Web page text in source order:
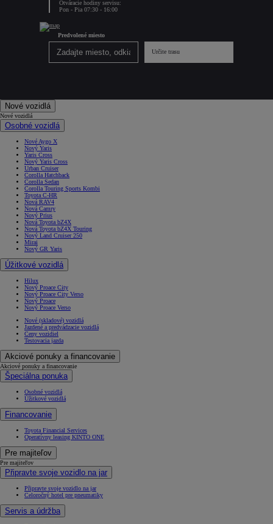
Otváracie hodiny servisu:
Pon - Pia 07:30 - 16:00
Predvolené miesto
Určite trasu
Nové vozidlá
Nové vozidlá
Osobné vozidlá
Nové Aygo X
Nový Yaris
Yaris Cross
Nový Yaris Cross
Urban Cruiser
Corolla Hatchback
Corolla Sedan
Corolla Touring Sports Kombi
Toyota C-HR
Nová RAV4
Nová Camry
Nový Prius
Nová Toyota bZ4X
Nová Toyota bZ4X Touring
Nový Land Cruiser 250
Mirai
Nový GR Yaris
Úžitkové vozidlá
Hilux
Nový Proace City
Nový Proace City Verso
Nový Proace
Nový Proace Verso
Nové (skladové) vozidlá
Jazdené a predvádzacie vozidlá
Ceny vozidiel
Testovacia jazda
Akciové ponuky a financovanie
Akciové ponuky a financovanie
Špeciálna ponuka
Osobné vozidlá
Úžitkové vozidlá
Financovanie
Toyota Financial Services
Operatívny leasing KINTO ONE
Pre majiteľov
Pre majiteľov
Připravte svoje vozidlo na jar
Připravte svoje vozidlo na jar
Celoročný hotel pre pneumatiky
Servis a údržba